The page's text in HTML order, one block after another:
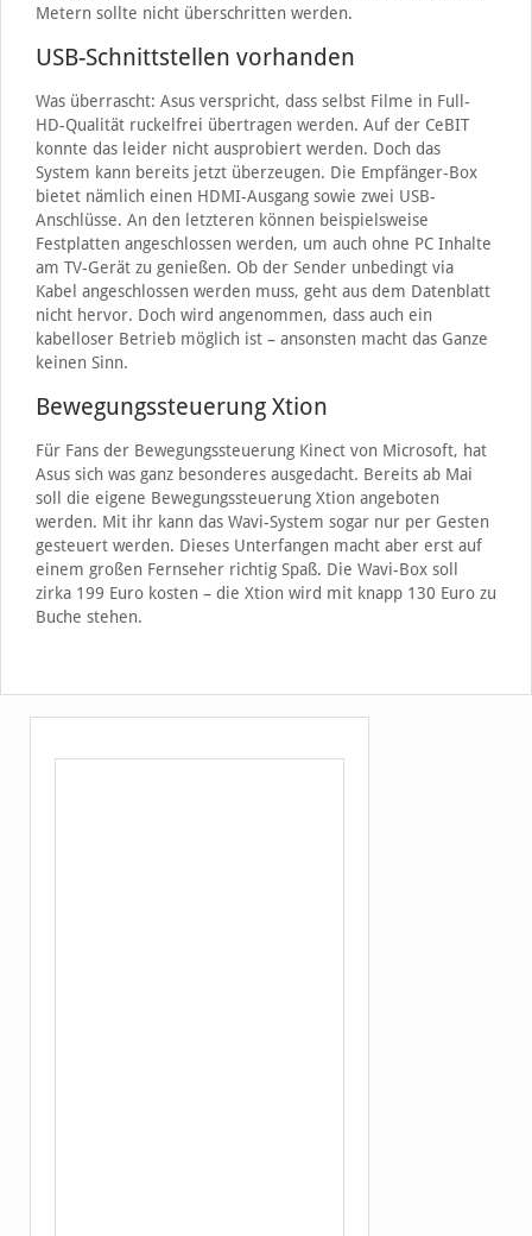
Metern sollte nicht überschritten werden.
USB-Schnittstellen vorhanden
Was überrascht: Asus verspricht, dass selbst Filme in Full-
HD-Qualität ruckelfrei übertragen werden. Auf der CeBIT
konnte das leider nicht ausprobiert werden. Doch das
System kann bereits jetzt überzeugen. Die Empfänger-Box
bietet nämlich einen HDMI-Ausgang sowie zwei USB-
Anschlüsse. An den letzteren können beispielsweise
Festplatten angeschlossen werden, um auch ohne PC Inhalte
am TV-Gerät zu genießen. Ob der Sender unbedingt via
Kabel angeschlossen werden muss, geht aus dem Datenblatt
nicht hervor. Doch wird angenommen, dass auch ein
kabelloser Betrieb möglich ist – ansonsten macht das Ganze
keinen Sinn.
Bewegungssteuerung Xtion
Für Fans der Bewegungssteuerung Kinect von Microsoft, hat
Asus sich was ganz besonderes ausgedacht. Bereits ab Mai
soll die eigene Bewegungssteuerung Xtion angeboten
werden. Mit ihr kann das Wavi-System sogar nur per Gesten
gesteuert werden. Dieses Unterfangen macht aber erst auf
einem großen Fernseher richtig Spaß. Die Wavi-Box soll
zirka 199 Euro kosten – die Xtion wird mit knapp 130 Euro zu
Buche stehen.